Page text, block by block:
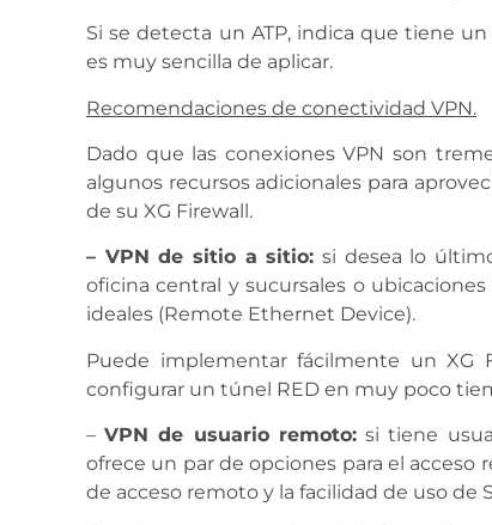
Si se detecta un ATP, indica que tiene
es muy sencilla de aplicar.
Recomendaciones de conectividad VPN.
Dado que las conexiones VPN son
algunos recursos adicionales para
de su XG Firewall.
– VPN de sitio a sitio: si desea lo
oficina central y sucursales o
ideales (Remote Ethernet Device).
Puede implementar fácilmente un XG
configurar un túnel RED en muy poco
–VPN de usuario remoto:si tiene
ofrece un par de opciones para el acceso
de acceso remoto y la facilidad de uso de